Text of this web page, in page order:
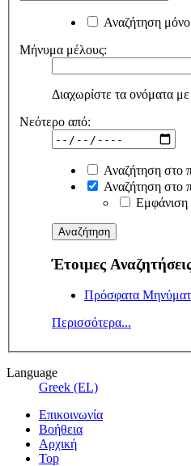
Αναζήτηση μόνο
Μήνυμα μέλους:
Διαχωρίστε τα ονόματα
Νεότερο από:
Αναζήτηση στο
Αναζήτηση στο
Εμφάνιση
Έτοιμες
Πρόσφατα
Περισσότερα...
Language
Greek (EL)
Επικοινωνία
Βοήθεια
Αρχική
Top